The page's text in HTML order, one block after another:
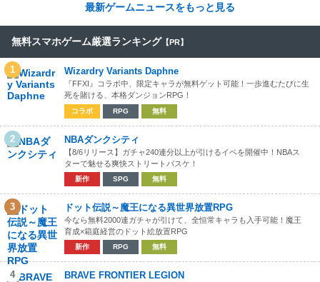
最新ゲームニュースをもっと見る
無料スマホゲーム厳選ランキング 【PR】
1 Wizardry Variants Daphne
『FFXI』コラボ中、限定キャラが無料ゲット可能！一歩進むたびに生
死を賭ける、本格ダンジョンRPG！
コラボ RPG 無料
2 NBAダンクシティ
【8/6リリース】ガチャ240連分以上が引けるイベを開催中！NBAス
ターで魅せる爽快ストリートバスケ！
新作 SPG 無料
3 ドット伝説～魔王になる異世界放置RPG
今なら無料2000連ガチャが引けて、全恒常キャラも入手可能！魔王
育成×箱庭経営のドット絵放置RPG
新作 RPG 無料
4 BRAVE FRONTIER LEGION